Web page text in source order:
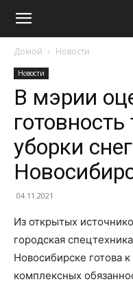
Домой Новости
Новости
В мэрии
уборки
04.11.2021
Из открытых
городская
Новосибирске готова
комплексных